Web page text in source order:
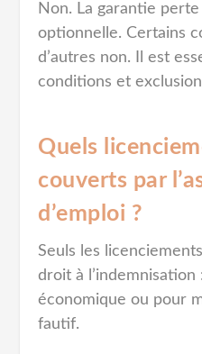
Non. La garantie perte
optionnelle. Certains
d’autres non. Il est
conditions et
Quels
couverts par
d’emploi ?
Seuls les
droit à
économique ou pour
fautif.